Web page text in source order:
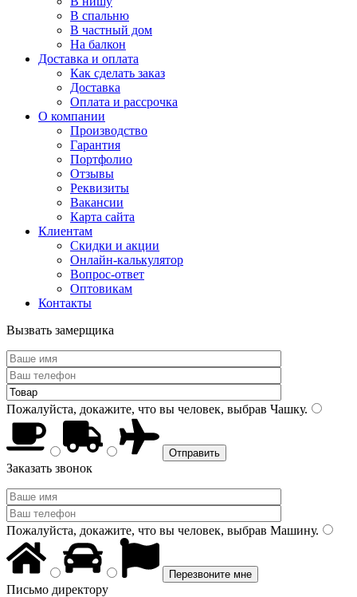
В спальню
В частный дом
На балкон
Доставка и оплата
Как сделать заказ
Доставка
Оплата и рассрочка
О компании
Производство
Гарантия
Портфолио
Отзывы
Реквизиты
Вакансии
Карта сайта
Клиентам
Скидки и акции
Онлайн-калькулятор
Вопрос-ответ
Оптовикам
Контакты
Вызвать замерщика
Пожалуйста, докажите, что вы человек, выбрав Чашку.
Заказать звонок
Пожалуйста, докажите, что вы человек, выбрав Машину.
Письмо директору